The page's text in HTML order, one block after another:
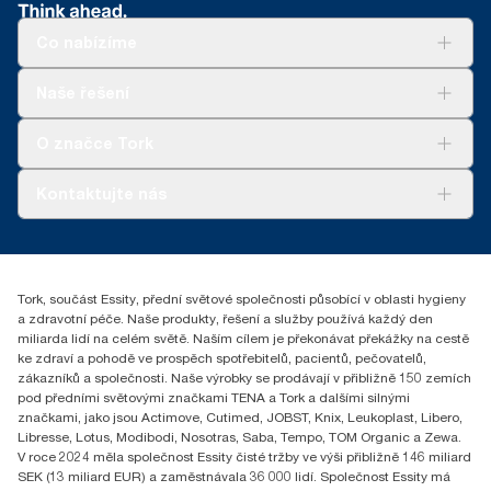
zásobníků Tork (271600 s 10935).
látkami.
informací o emisích uhlíku pro konkrétní výrobky a spotřebu.
papíru. Výsledné snížení uhlíkové stopy bylo vyčísleno v rámci
reception.prague@essity.com
Praha 8, Karlin, Sokolovská 100/94
186 00 Česká republika
Tork, součást Essity, přední světové společnosti působící v oblasti hygieny
a zdravotní péče. Naše produkty, řešení a služby používá každý den
miliarda lidí na celém světě. Naším cílem je překonávat překážky na cestě
ke zdraví a pohodě ve prospěch spotřebitelů, pacientů, pečovatelů,
zákazníků a společnosti. Naše výrobky se prodávají v přibližně 150 zemích
pod předními světovými značkami TENA a Tork a dalšími silnými
značkami, jako jsou Actimove, Cutimed, JOBST, Knix, Leukoplast, Libero,
Libresse, Lotus, Modibodi, Nosotras, Saba, Tempo, TOM Organic a Zewa.
V roce 2024 měla společnost Essity čisté tržby ve výši přibližně 146 miliard
SEK (13 miliard EUR) a zaměstnávala 36 000 lidí. Společnost Essity má